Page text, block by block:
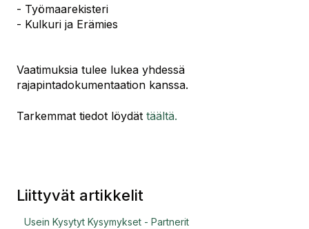
- Työmaarekisteri
- Kulkuri ja Erämies
Vaatimuksia tulee lukea yhdessä
rajapintadokumentaation kanssa.
Tarkemmat tiedot löydät täältä.
Liittyvät artikkelit
Usein Kysytyt Kysymykset - Partnerit